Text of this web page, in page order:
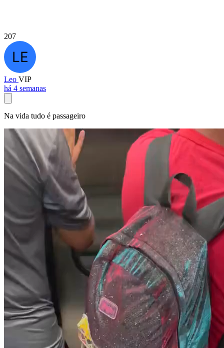
207
Leo VIP
há 4 semanas
Na vida tudo é passageiro